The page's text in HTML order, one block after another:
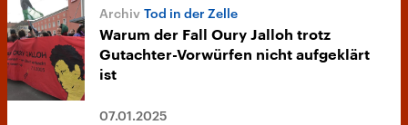
Tod in der Zelle
Warum der Fall Oury Jalloh trotz
Gutachter-Vorwürfen nicht aufgeklärt
ist
07.01.2025